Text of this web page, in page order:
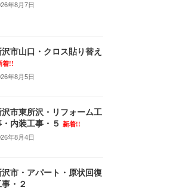
年8月7日
沢市山口・クロス貼り替え
着!!
年8月5日
沢市東所沢・リフォーム工
・内装工事・５
新着!!
年8月4日
沢市・アパート・原状回復
・２